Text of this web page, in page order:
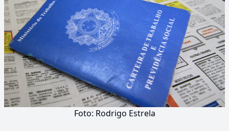
Foto: Rodrigo Estrela